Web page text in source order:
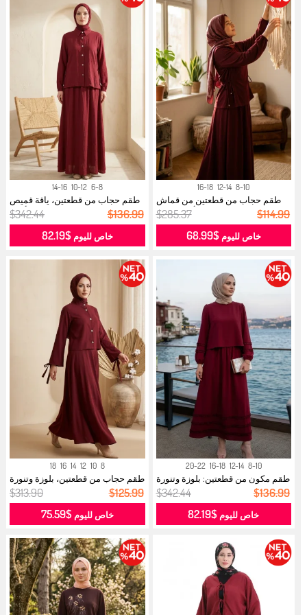
8-10
12-14
16-18
طقم حجاب من قطعتين من قماش
أويشو، ب...
$285.37 $114.99
خاص لليوم$68.99
6-8
10-12
14-16
طقم حجاب من قطعتين، ياقة قميص
وأزرا...
$342.44 $136.99
خاص لليوم$82.19
8-10
12-14
16-18
20-22
طقم مكون من قطعتين: بلوزة وتنورة
مك...
$342.44 $136.99
خاص لليوم $82.19
8
10
12
14
16
18
طقم حجاب من قطعتين، بلوزة وتنورة
بت...
$313.90 $125.99
خاص لليوم$75.59